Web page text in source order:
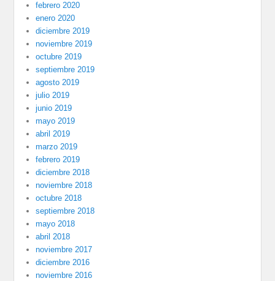
febrero 2020
enero 2020
diciembre 2019
noviembre 2019
octubre 2019
septiembre 2019
agosto 2019
julio 2019
junio 2019
mayo 2019
abril 2019
marzo 2019
febrero 2019
diciembre 2018
noviembre 2018
octubre 2018
septiembre 2018
mayo 2018
abril 2018
noviembre 2017
diciembre 2016
noviembre 2016